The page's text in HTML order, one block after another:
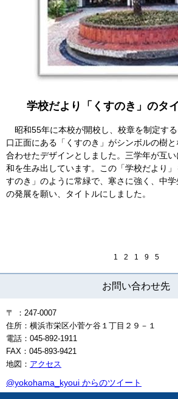
学校だより「くすのき」のタ
昭和55年に本校が開校し、校章を制定す
口正面にある「くすのき」がシンボルの樹
合わせたデザインとしました。三学年が互
和を生み出しています。この「学校だより」
すのき」のように常緑で、寒さに強く、中
の発展を願い、タイトルにしました。
1 2 1 9 5
お問い合わせ先
〒 ：247-0007
住所：横浜市栄区小菅ケ谷１丁目２９－１
電話：045-892-1911
FAX：045-893-9421
地図： アクセス
@yokohama_kyoui からのツイート